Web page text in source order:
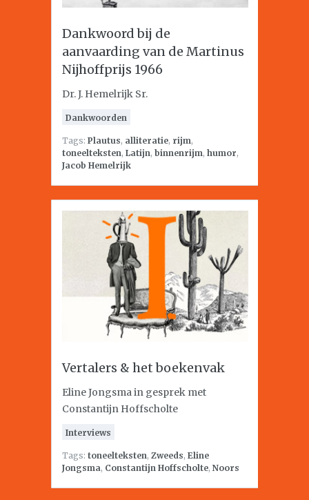
Dankwoord bij de
aanvaarding van de Martinus
Nijhoffprijs 1966
Dr. J. Hemelrijk Sr.
Dankwoorden
Tags: Plautus, alliteratie, rijm,
toneelteksten, Latijn, binnenrijm, humor,
Jacob Hemelrijk
Vertalers & het boekenvak
Eline Jongsma in gesprek met
Constantijn Hoffscholte
Interviews
Tags: toneelteksten, Zweeds, Eline
Jongsma, Constantijn Hoffscholte, Noors